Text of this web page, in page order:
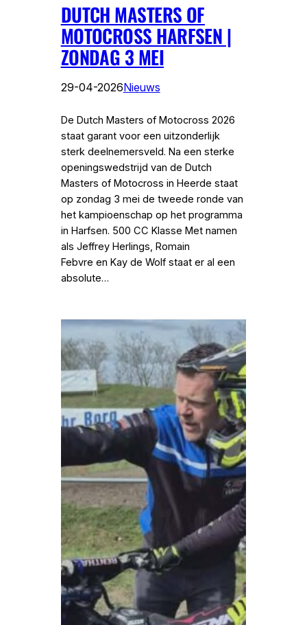
DUTCH MASTERS OF
MOTOCROSS HARFSEN |
ZONDAG 3 MEI
29-04-2026Nieuws
De Dutch Masters of Motocross 2026
staat garant voor een uitzonderlijk
sterk deelnemersveld. Na een sterke
openingswedstrijd van de Dutch
Masters of Motocross in Heerde staat
op zondag 3 mei de tweede ronde van
het kampioenschap op het programma
in Harfsen. 500 CC Klasse Met namen
als Jeffrey Herlings, Romain
Febvre en Kay de Wolf staat er al een
absolute…